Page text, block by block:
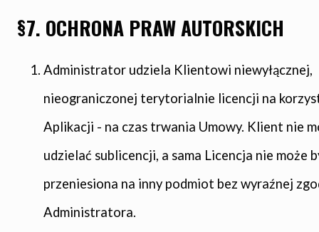
§7. OCHRONA PRAW AUTORSKICH
Administrator udziela Klientowi niewyłącznej,
nieograniczonej terytorialnie licencji na
Aplikacji - na czas trwania Umowy. Klient nie
udzielać sublicencji, a sama Licencja nie może
przeniesiona na inny podmiot bez wyraźnej
Administratora.